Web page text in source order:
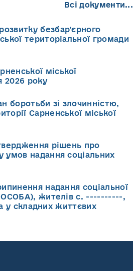
Всі документи...
безбар’єрного
територіальної громади
міської
2026 року
боротьби зі злочинністю,
Сарненської міської
рішень про
умов надання соціальних
надання соціальної
(ОСОБА), жителів с. ----------,
у складних життєвих